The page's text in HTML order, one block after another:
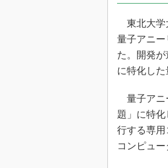
東北大学
量子アニ
た。開発
に特化した
量子アニ
題」に特
行する専
コンピュー